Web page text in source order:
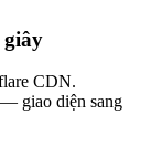
giây
CDN.
— giao diện sang